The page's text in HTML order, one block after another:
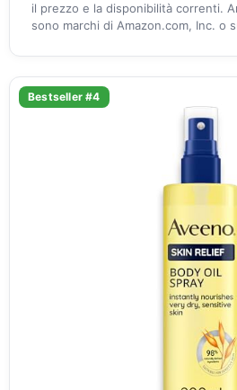
il prezzo e la disponibilità correnti.
sono marchi di Amazon.com, Inc. o
Bestseller #4